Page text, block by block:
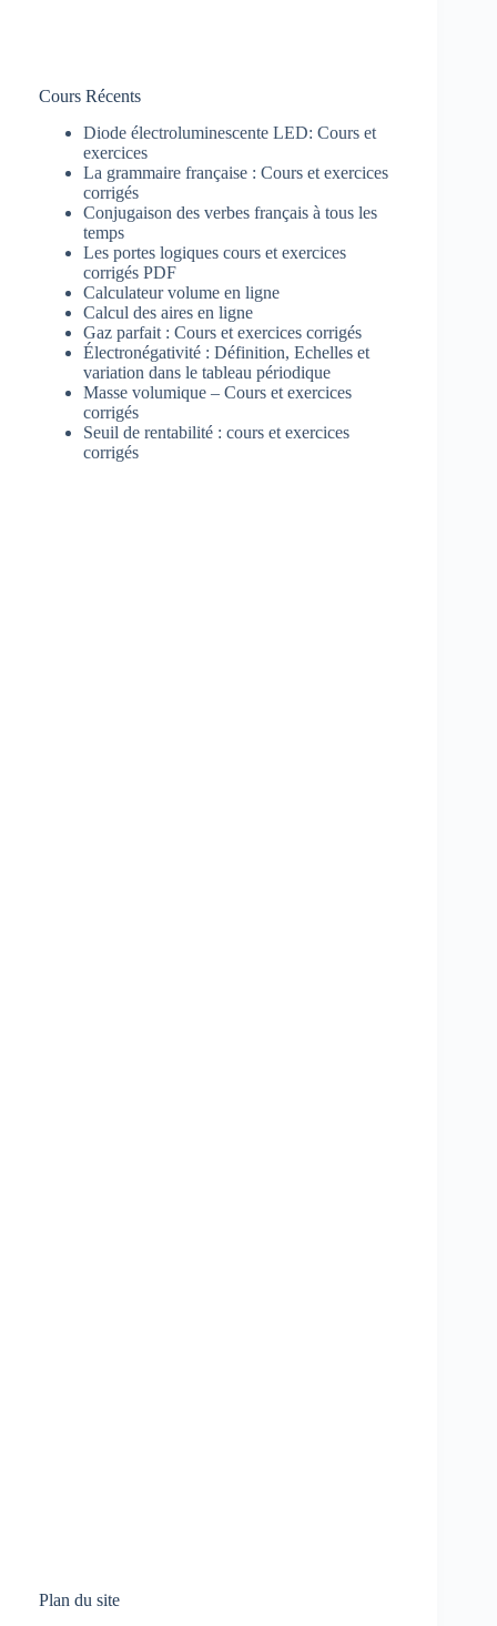
Cours Récents
Diode électroluminescente LED: Cours et
exercices
La grammaire française : Cours et exercices
corrigés
Conjugaison des verbes français à tous les
temps
Les portes logiques cours et exercices
corrigés PDF
Calculateur volume en ligne
Calcul des aires en ligne
Gaz parfait : Cours et exercices corrigés
Électronégativité : Définition, Echelles et
variation dans le tableau périodique
Masse volumique – Cours et exercices
corrigés
Seuil de rentabilité : cours et exercices
corrigés
Plan du site